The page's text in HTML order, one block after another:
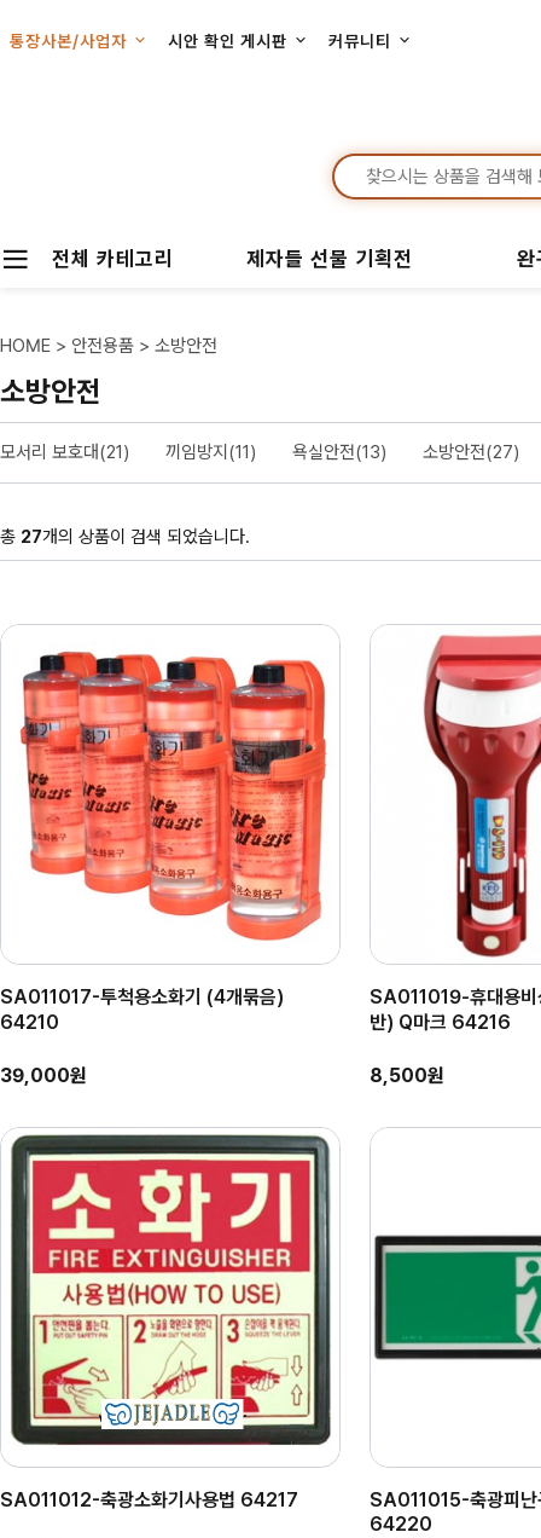
통장사본/사업자 시안 확인 게시판 커뮤니티
전체 카테고리 제자들 선물 기획전
HOME > 안전용품 > 소방안전
소방안전
모서리 보호대(21) 끼임방지(11) 욕실안전(13) 소방안전(27)
총 27개의 상품이 검색 되었습니다.
SA011017-투척용소화기 (4개묶음)
64210
39,000원
SA011019-휴대용
반) Q마크 64216
8,500원
SA011012-축광소화기사용법 64217
SA011015-축광피난
64220